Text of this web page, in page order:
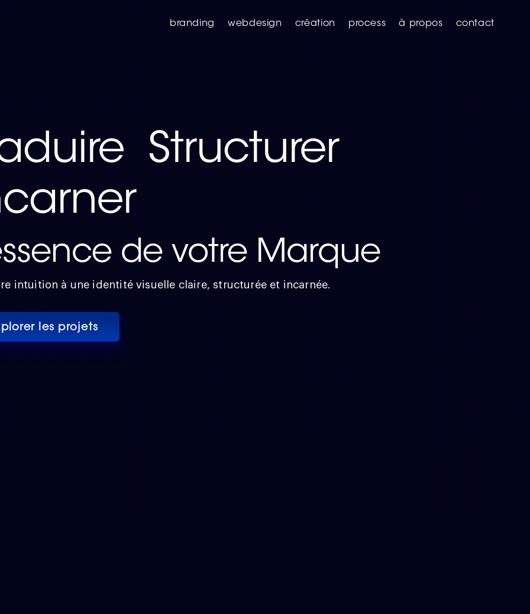
branding webdesign création process à propos contact
Structurer
de votre Marque
intuition à une identité visuelle claire, structurée et incarnée.
les projets